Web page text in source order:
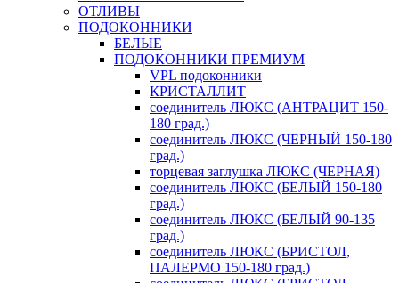
ОТЛИВЫ
ПОДОКОННИКИ
БЕЛЫЕ
ПОДОКОННИКИ ПРЕМИУМ
VPL подоконники
КРИСТАЛЛИТ
соединитель ЛЮКС (АНТРАЦИТ 150-
180 град.)
соединитель ЛЮКС (ЧЕРНЫЙ 150-180
град.)
торцевая заглушка ЛЮКС (ЧЕРНАЯ)
соединитель ЛЮКС (БЕЛЫЙ 150-180
град.)
соединитель ЛЮКС (БЕЛЫЙ 90-135
град.)
соединитель ЛЮКС (БРИСТОЛ,
ПАЛЕРМО 150-180 град.)